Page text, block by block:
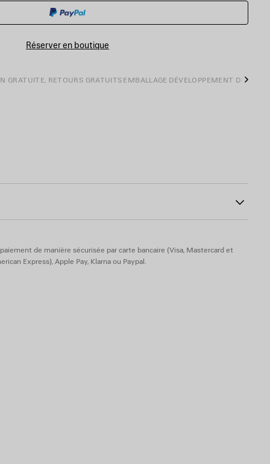
TAILLE
Réserver en boutique
GRATUITE, RETOURS GRATUITS EMBALLAGE DÉVELOPPEMENT DURABLE
de manière sécurisée par carte bancaire (Visa, Mastercard et
Express), Apple Pay, Klarna ou Paypal.